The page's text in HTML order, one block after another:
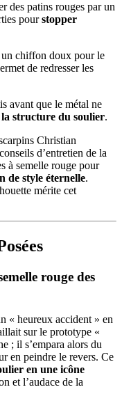
des patins rouges par un
pourstopper
chiffon doux pour le
de redresser les
avant que le métal ne
structure du soulier.
Christian
d’entretien de la
à semelle rouge pour
de style éternelle.
mérite cet
rouge des
« heureux accident » en
sur le prototype «
; il s’empara alors du
en peindre le revers. Ce
en une icône
et l’audace de la